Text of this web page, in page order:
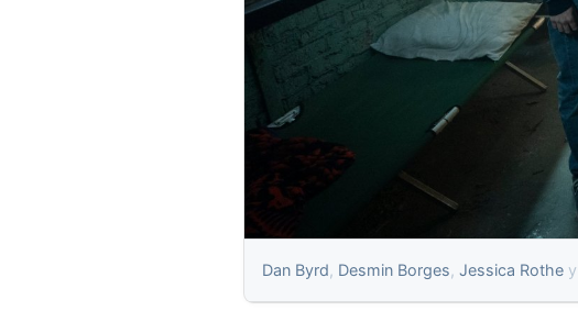
Dan Byrd, Desmin Borges, Jessica Rothe y